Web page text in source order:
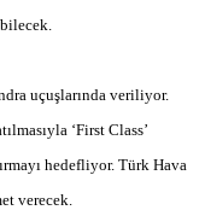
uçuşlarında veriliyor.
‘First Class’
hedefliyor. Türk Hava
verecek.